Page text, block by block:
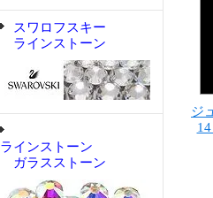
スワロフスキー
ラインストーン
ラインストーン
ガラスストーン
ジ